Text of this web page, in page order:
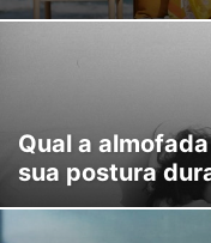
Qual a
sua postura